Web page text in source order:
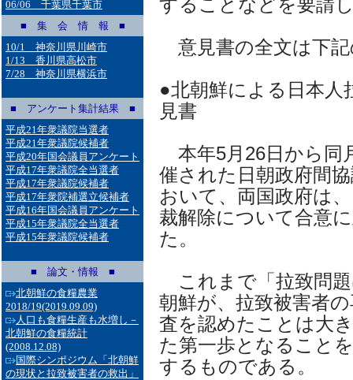
06/06 千葉県千葉市
■ 集 会 情 報 ■
10/1 神奈川県川崎市
1/13 香川県高松市
7/28 神奈川県横浜市
■ アンケート集計結果 ■
平成21年衆議院当選者
平成21年衆議院候補者
平成20年国会議員アンケート
平成17年衆議院全当選者
平成17年衆議院候補者
平成17年衆院補選立候補者
平成16年国会議員アンケート
平成15年衆議院全当選者
平成15年衆議院候補者
■ 論文・情報 ■
北朝鮮の食糧農業
2018/19(2019.09.09)
人口も食糧生産も水増し－
北朝鮮の食糧統計
(2008.12.08)
国際シンポジウム「北朝鮮
の現状と拉致被害者の救出」
することなどを要請
意見書の全文は下
●北朝鮮による日本人
見書
本年5月26日から同
催された日朝政府間
おいて、両国政府は
裁解除について合意
た。
これまで「拉致問
朝鮮が、拉致被害者
査を認めたことは大
た第一歩となること
するものである。